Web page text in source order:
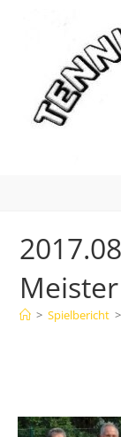
Meister
> Spielbericht >